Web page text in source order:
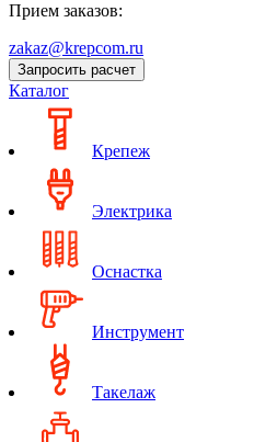
Прием заказов:
zakaz@krepcom.ru
Запросить расчет
Каталог
Крепеж
Электрика
Оснастка
Инструмент
Такелаж